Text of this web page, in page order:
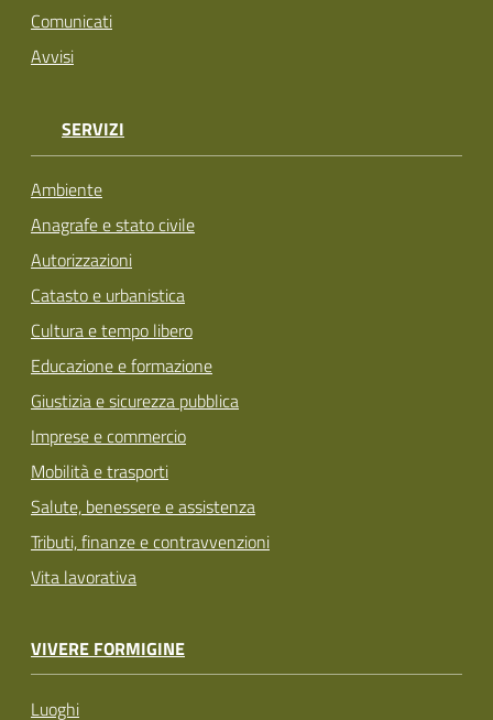
Comunicati
Avvisi
SERVIZI
Ambiente
Anagrafe e stato civile
Autorizzazioni
Catasto e urbanistica
Cultura e tempo libero
Educazione e formazione
Giustizia e sicurezza pubblica
Imprese e commercio
Mobilità e trasporti
Salute, benessere e assistenza
Tributi, finanze e contravvenzioni
Vita lavorativa
VIVERE FORMIGINE
Luoghi